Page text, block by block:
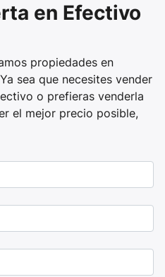
en Efectivo
propiedades en
sea que necesites vender
o prefieras venderla
el mejor precio posible,